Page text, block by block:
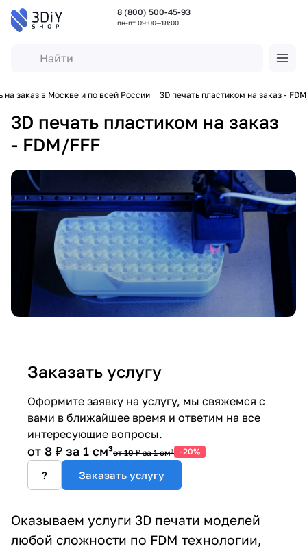
8 (800) 500-45-93
пн-пт 09:00—18:00
на заказ в Москве и по всей России 3D печать пластиком на заказ -
3D печать пластиком на заказ
- FDM/FFF
Заказать услугу
Оформите заявку на услугу, мы свяжемся с
вами в ближайшее время и ответим на все
интересующие вопросы.
от 8 ₽ за 1 см³от 10 ₽ за 1 см³ -20%
? Заказать услугу
Оказываем услуги 3D печати моделей
любой сложности по FDM технологии,